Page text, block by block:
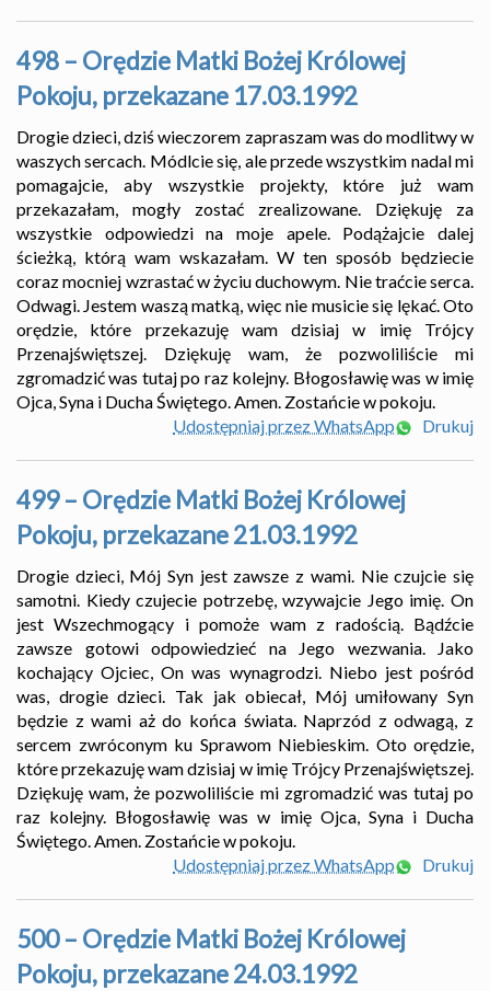
498 – Orędzie Matki Bożej Królowej
Pokoju, przekazane 17.03.1992
Drogie dzieci, dziś wieczorem zapraszam was do modlitwy w
waszych sercach. Módlcie się, ale przede wszystkim nadal mi
pomagajcie, aby wszystkie projekty, które już wam
przekazałam, mogły zostać zrealizowane. Dziękuję za
wszystkie odpowiedzi na moje apele. Podążajcie dalej
ścieżką, którą wam wskazałam. W ten sposób będziecie
coraz mocniej wzrastać w życiu duchowym. Nie traćcie serca.
Odwagi. Jestem waszą matką, więc nie musicie się lękać. Oto
orędzie, które przekazuję wam dzisiaj w imię Trójcy
Przenajświętszej. Dziękuję wam, że pozwoliliście mi
zgromadzić was tutaj po raz kolejny. Błogosławię was w imię
Ojca, Syna i Ducha Świętego. Amen. Zostańcie w pokoju.
Udostępniaj przez WhatsApp
Drukuj
499 – Orędzie Matki Bożej Królowej
Pokoju, przekazane 21.03.1992
Drogie dzieci, Mój Syn jest zawsze z wami. Nie czujcie się
samotni. Kiedy czujecie potrzebę, wzywajcie Jego imię. On
jest Wszechmogący i pomoże wam z radością. Bądźcie
zawsze gotowi odpowiedzieć na Jego wezwania. Jako
kochający Ojciec, On was wynagrodzi. Niebo jest pośród
was, drogie dzieci. Tak jak obiecał, Mój umiłowany Syn
będzie z wami aż do końca świata. Naprzód z odwagą, z
sercem zwróconym ku Sprawom Niebieskim. Oto orędzie,
które przekazuję wam dzisiaj w imię Trójcy Przenajświętszej.
Dziękuję wam, że pozwoliliście mi zgromadzić was tutaj po
raz kolejny. Błogosławię was w imię Ojca, Syna i Ducha
Świętego. Amen. Zostańcie w pokoju.
Udostępniaj przez WhatsApp
Drukuj
500 – Orędzie Matki Bożej Królowej
Pokoju, przekazane 24.03.1992